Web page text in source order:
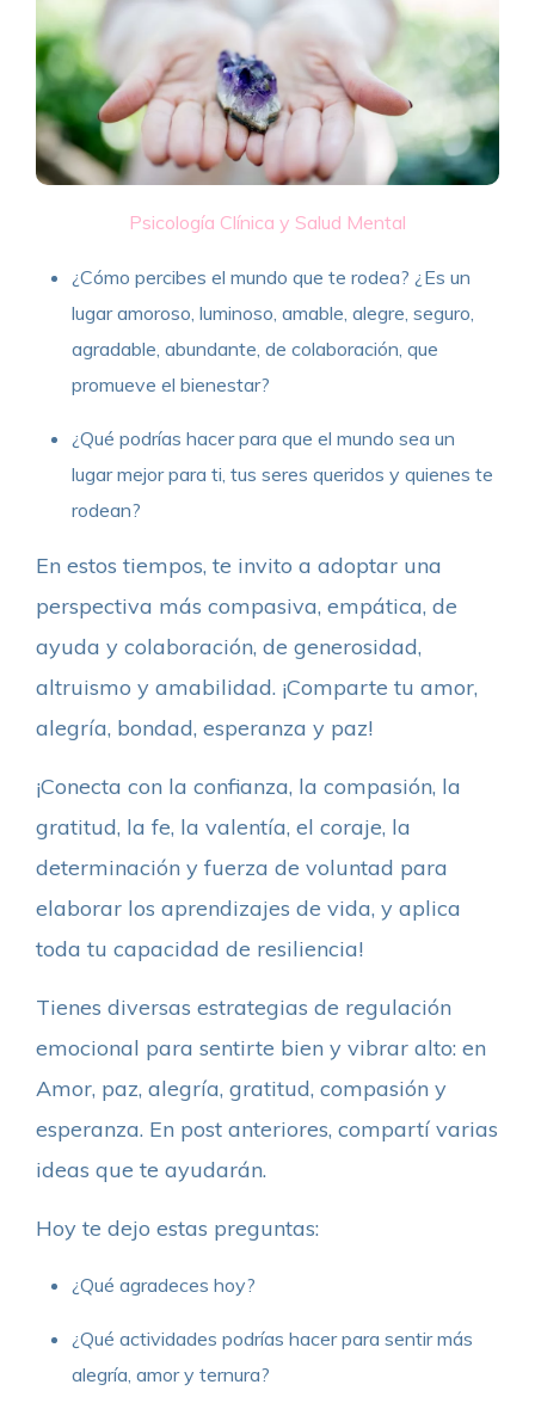
Psicología Clínica y Salud Mental
¿Cómo percibes el mundo que te rodea? ¿Es un
lugar amoroso, luminoso, amable, alegre, seguro,
agradable, abundante, de colaboración, que
promueve el bienestar?
¿Qué podrías hacer para que el mundo sea un
lugar mejor para ti, tus seres queridos y quienes te
rodean?
En estos tiempos, te invito a adoptar una
perspectiva más compasiva, empática, de
ayuda y colaboración, de generosidad,
altruismo y amabilidad. ¡Comparte tu amor,
alegría, bondad, esperanza y paz!
¡Conecta con la confianza, la compasión, la
gratitud, la fe, la valentía, el coraje, la
determinación y fuerza de voluntad para
elaborar los aprendizajes de vida, y aplica
toda tu capacidad de resiliencia!
Tienes diversas estrategias de regulación
emocional para sentirte bien y vibrar alto: en
Amor, paz, alegría, gratitud, compasión y
esperanza. En post anteriores, compartí varias
ideas que te ayudarán.
Hoy te dejo estas preguntas:
¿Qué agradeces hoy?
¿Qué actividades podrías hacer para sentir más
alegría, amor y ternura?